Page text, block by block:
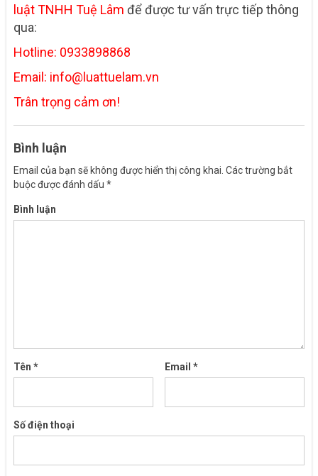
luật TNHH Tuệ Lâm để được tư vấn trực tiếp thông
qua:
Hotline: 0933898868
Email: info@luattuelam.vn
Trân trọng cảm ơn!
Bình luận
Email của bạn sẽ không được hiển thị công khai. Các trường bắt
buộc được đánh dấu*
Bình luận
Tên* Email*
Số điện thoại